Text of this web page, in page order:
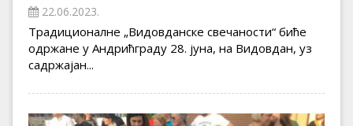
22.06.2023.
Традиционалне „Видовданске свечаности“ биће
одржане у Андрићграду 28. јуна, на Видовдан, уз
садржајан...